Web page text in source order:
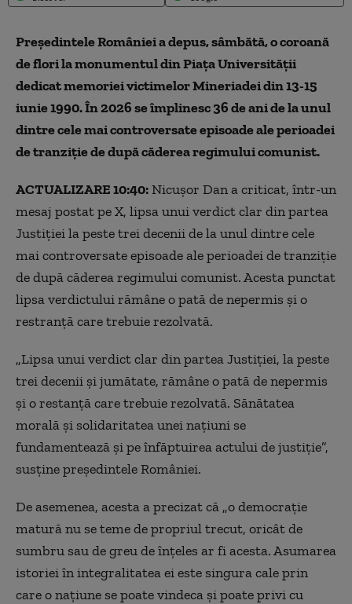
Președintele României a depus, sâmbătă, o coroană
de flori la monumentul din Piața Universității
dedicat memoriei victimelor Mineriadei din 13-15
iunie 1990. În 2026 se împlinesc 36 de ani de la unul
dintre cele mai controversate episoade ale perioadei
de tranziție de după căderea regimului comunist.
ACTUALIZARE 10:40:Nicușor Dan a criticat, într-un
mesaj postat pe X, lipsa unui verdict clar din partea
Justiției la peste trei decenii de la unul dintre cele
mai controversate episoade ale perioadei de tranziție
de după căderea regimului comunist. Acesta punctat
lipsa verdictului rămâne o pată de nepermis și o
restranță care trebuie rezolvată.
„Lipsa unui verdict clar din partea Justiției, la peste
trei decenii și jumătate, rămâne o pată de nepermis
și o restanță care trebuie rezolvată. Sănătatea
morală și solidaritatea unei națiuni se
fundamentează și pe înfăptuirea actului de justiție”,
susține președintele României.
De asemenea, acesta a precizat că „o democrație
matură nu se teme de propriul trecut, oricât de
sumbru sau de greu de înțeles ar fi acesta. Asumarea
istoriei în integralitatea ei este singura cale prin
care o națiune se poate vindeca și poate privi cu